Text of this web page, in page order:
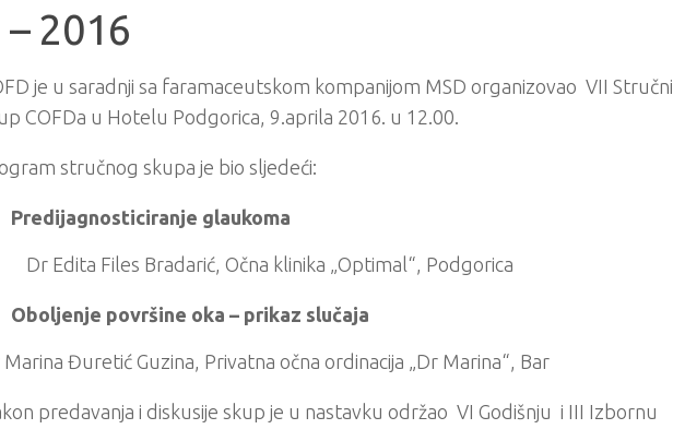
– 2016
je u saradnji sa faramaceutskom kompanijom MSD organizovao VII Stručni
COFDa u Hotelu Podgorica, 9.aprila 2016. u 12.00.
stručnog skupa je bio sljedeći:
Predijagnosticiranje glaukoma
Dr Edita Files Bradarić, Očna klinika „Optimal“, Podgorica
Oboljenje površine oka – prikaz slučaja
Marina Đuretić Guzina, Privatna očna ordinacija „Dr Marina“, Bar
predavanja i diskusije skup je u nastavku održao VI Godišnju i III Izbornu